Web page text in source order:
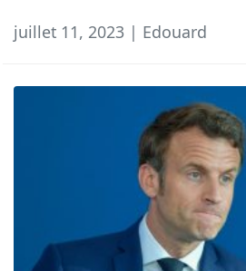
juillet 11, 2023 | Edouard